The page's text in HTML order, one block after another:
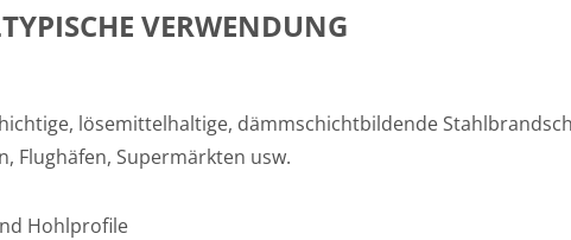
VERWENDUNG
lösemittelhaltige, dämmschichtbildende
Flughäfen, Supermärkten usw.
Hohlprofile